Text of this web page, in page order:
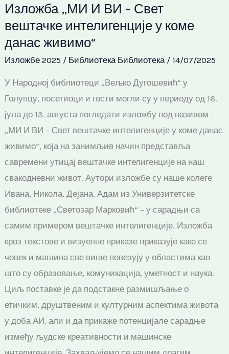
Изложба „МИ И ВИ – Свет
вештачке интелигенције у коме
данас живимо“
Изложбе 2025 / Библиотека Библиотека / 14/07/2025
У Народној библиотеци „Вељко Дугошевић“ у
Голупцу, посетиоци и гости могли су у периоду од 16.
јула до 13. августа погледати изложбу под називом
„МИ И ВИ – Свет вештачке интелигенције у коме данас
живимо“, која на занимљив начин представља
савремени утицај вештачке интелигенције на наш
свакодневни живот. Аутори изложбе су наше колеге
Ивана, Никола, Дејана, Адам из Универзитетске
библиотеке „Светозар Марковић“ – у сарадњи са
самим примером вештачке интелигенције. Изложба
кроз текстове и визуелне приказе приказује како се
човек и машина све више повезују у областима као
што су образовање, комуникација, уметност и наука.
Циљ поставке је да подстакне размишљање о
етичким, друштвеним и културним аспектима живота
у доба АИ, али и да прикаже потенцијале сарадње
између људске креативности и машинске
И
ВИ
–
Свет
интелигенције
коме
данас